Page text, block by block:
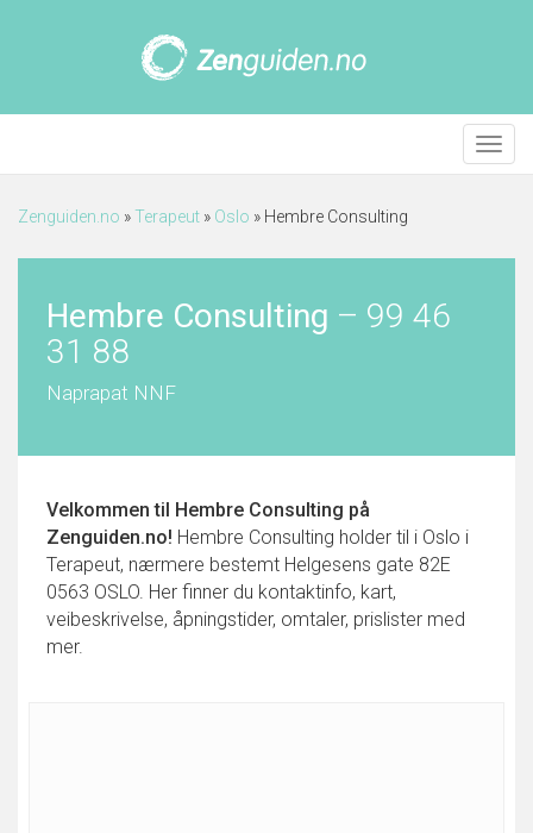
Meny
Zenguiden.no »Terapeut » Oslo » Hembre Consulting
Hembre Consulting – 99 46
31 88
Naprapat NNF
Velkommen til Hembre Consulting på
Zenguiden.no! Hembre Consulting holder til i Oslo i
Terapeut, nærmere bestemt Helgesens gate 82E
0563 OSLO. Her finner du kontaktinfo, kart,
veibeskrivelse, åpningstider, omtaler, prislister med
mer.